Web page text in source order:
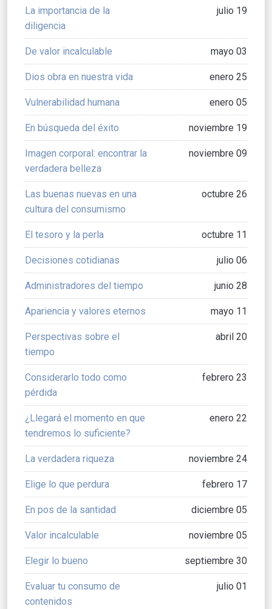
La importancia de la
diligencia
julio 19
De valor incalculable mayo 03
Dios obra en nuestra vida enero 25
Vulnerabilidad humana enero 05
En búsqueda del éxito noviembre 19
Imagen corporal: encontrar la
verdadera belleza
noviembre 09
Las buenas nuevas en una
cultura del consumismo
octubre 26
El tesoro y la perla octubre 11
Decisiones cotidianas julio 06
Administradores del tiempo junio 28
Apariencia y valores eternos mayo 11
Perspectivas sobre el
tiempo
abril 20
Considerarlo todo como
pérdida
febrero 23
¿Llegará el momento en que
tendremos lo suficiente?
enero 22
La verdadera riqueza noviembre 24
Elige lo que perdura febrero 17
En pos de la santidad diciembre 05
Valor incalculable noviembre 05
Elegir lo bueno septiembre 30
Evaluar tu consumo de
contenidos
julio 01